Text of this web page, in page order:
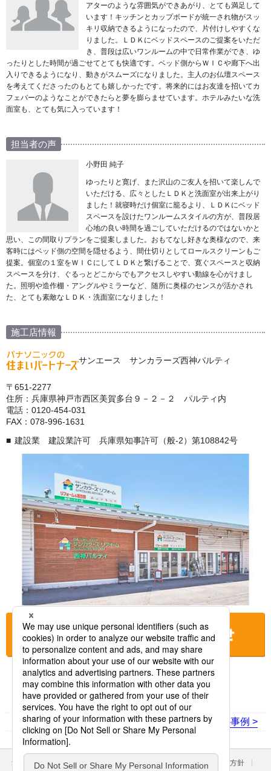
アターのような雰囲気ができあがり、とても満足して
います！キッチンとカップボードが統一され物がスッ
キリ収納できるようになったので、片付けしやすくな
りました。ＬＤＫにベッドスペースのご提案をいただ
き、普段は広いワンルームの中で日常作業ができ、ゆ
ったりとした時間が過ごせてとても快適です。ベッド側からＷＩＣや廊下へ出
入りできるようになり、動きがスムーズになりました。主人のお仏壇スペース
を考えてくださったのもとても嬉しかったです。将来的にはお友達を招いてカ
フェバーのようなことができたらと夢を膨らませています。ホテルみたいな洗
面室も、とても気に入っています！
担当者の声
小野田 純子
ゆったりと寛げ、また沢山のご友人を招いて楽しんで
いただける、広々としたＬＤＫと洗面室が出来上がり
ました！就寝時だけ個室に籠るより、ＬＤＫにベッド
スペースを設けたワンルームスタイルの方が、普段居
心地の良い時間を過ごしていただけるのではないかと
思い、この間取りプランをご提案しました。おもてなし好きな奥様なので、来
客時にはベッド側の空間を隠せるよう、間仕切りとしてロールスクリーンもご
提案。個室の１室をＷＩＣにしてＬＤＫと繋げることで、寛ぐスペースと収納
スペースを分け、ぐるっとどこからでもアクセスしやすい動線を心がけまし
た。照明や造作棚・アングルやミラーなど、随所に奥様のセンスが活かされ
た、とても素敵なＬＤＫ・洗面室になりました！
施工店情報
サンエース サンカラーズ西神パルティ
〒651-2277
住所：兵庫県神戸市西区美賀多台９－２－２ パルティ内
電話：0120-454-031
FAX：078-996-1631
建設業 建設業許可 兵庫県知事許可（般-2）第108842号
お店に電話をする
< 前の事例 次の事例 >
サイトのご利用にあたって クッキーポリシー
個人情報保護方針